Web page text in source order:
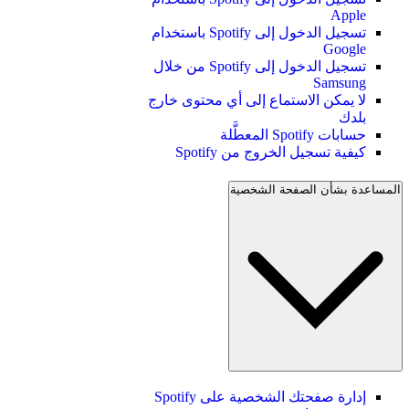
Apple
تسجيل الدخول إلى Spotify باستخدام
Google
تسجيل الدخول إلى Spotify من خلال
Samsung
لا يمكن الاستماع إلى أي محتوى خارج
بلدك
حسابات Spotify المعطَّلة
كيفية تسجيل الخروج من Spotify
المساعدة بشأن الصفحة الشخصية
إدارة صفحتك الشخصية على Spotify